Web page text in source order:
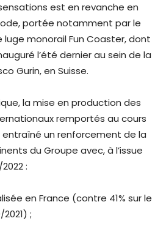
est en revanche en
portée notamment par le
luge monorail Fun Coaster, dont
l’été dernier au sein de la
Gurin, en Suisse.
la mise en production des
remportés au cours
entraîné un renforcement de la
du Groupe avec, à l’issue
:
en France (contre 41% sur le
;